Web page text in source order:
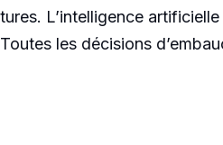
L’intelligence
les décisions